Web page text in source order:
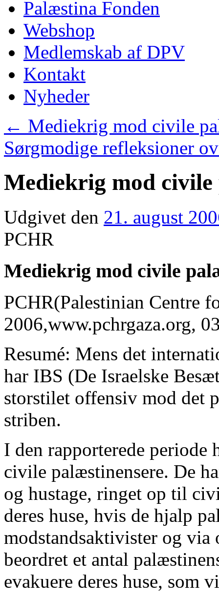
Palæstina Fonden
Webshop
Medlemskab af DPV
Kontakt
Nyheder
← Mediekrig mod civile
Sørgmodige refleksioner
Mediekrig mod civile
Udgivet den 21. august
PCHR
Mediekrig mod civile
PCHR(Palestinian Centre
2006,www.pchrgaza.org,
Resumé: Mens det
har IBS (De Israelske
storstilet offensiv mod det
striben.
I den rapporterede
civile palæstinensere. De
og hustage, ringet op til
deres huse, hvis de hjalp
modstandsaktivister og
beordret et antal
evakuere deres huse, som